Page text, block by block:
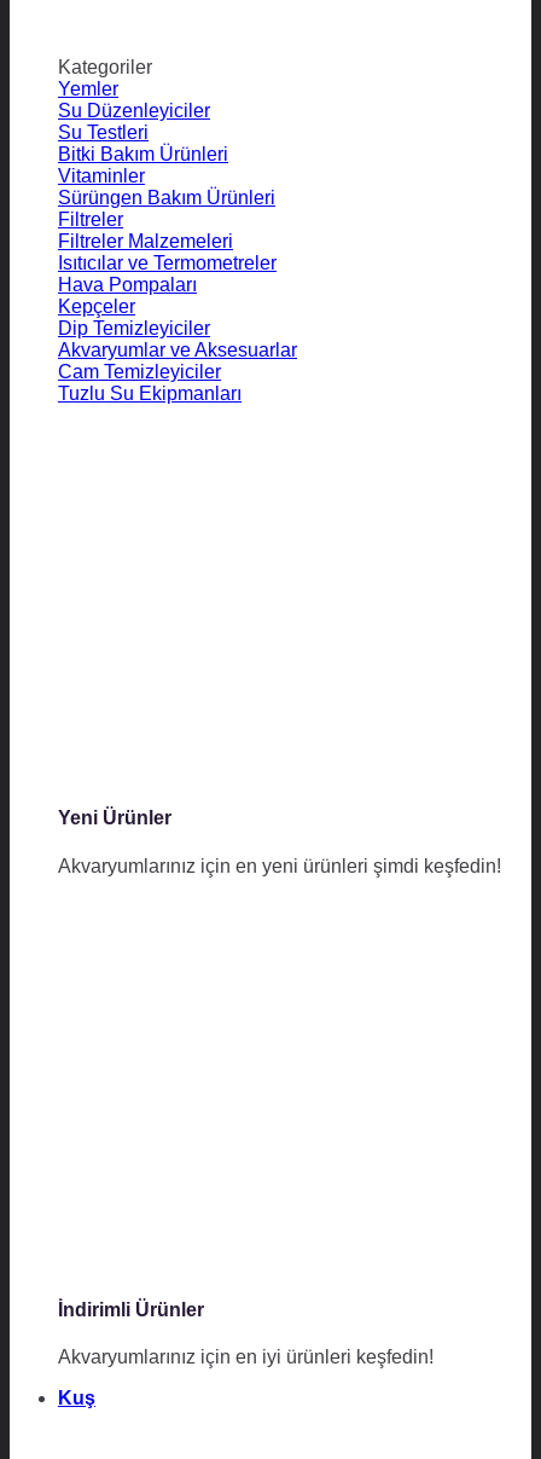
Kategoriler
Yemler
Su Düzenleyiciler
Su Testleri
Bitki Bakım Ürünleri
Vitaminler
Sürüngen Bakım Ürünleri
Filtreler
Filtreler Malzemeleri
Isıtıcılar ve Termometreler
Hava Pompaları
Kepçeler
Dip Temizleyiciler
Akvaryumlar ve Aksesuarlar
Cam Temizleyiciler
Tuzlu Su Ekipmanları
Yeni Ürünler
Akvaryumlarınız için en yeni ürünleri şimdi keşfedin!
İndirimli Ürünler
Akvaryumlarınız için en iyi ürünleri keşfedin!
Kuş